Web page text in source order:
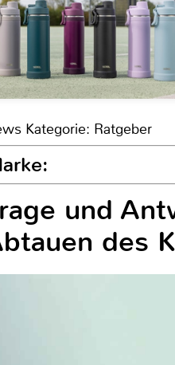
Kategorie: Ratgeber
und
des